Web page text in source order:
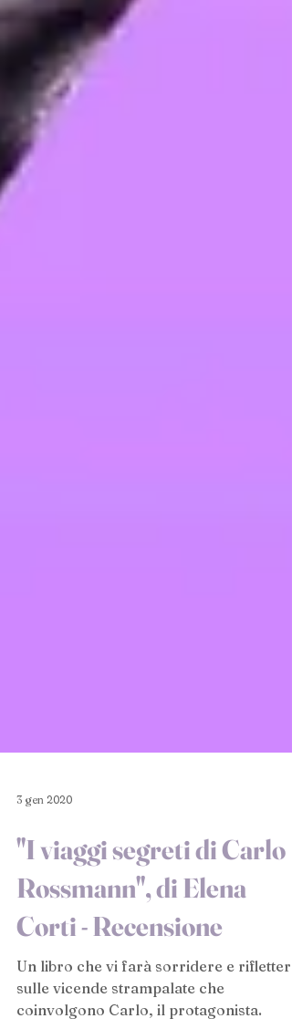
"I viaggi segreti di Carlo
Rossmann", di Elena
Corti - Recensione
Un libro che vi farà sorridere e riflettere
sulle vicende strampalate che